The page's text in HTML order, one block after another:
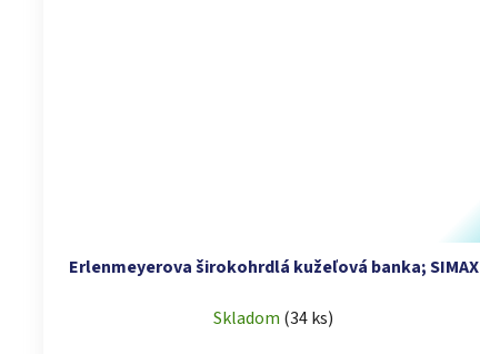
Erlenmeyerova širokohrdlá kužeľová banka; SIMAX
Skladom (34 ks)